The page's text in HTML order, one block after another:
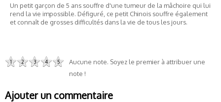
Un petit garçon de 5 ans souffre d'une tumeur de la mâchoire qui lui
rend la vie impossible. Défiguré, ce petit Chinois souffre également
et connaît de grosses difficultés dans la vie de tous les jours.
1 2 3 4 5
Aucune note. Soyez le premier à attribuer une
note !
Ajouter un commentaire